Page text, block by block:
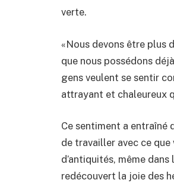
verte.
«Nous devons être plus
que nous possédons
gens veulent se sentir
attrayant et chaleureux
Ce sentiment a entraîné
de travailler avec ce
d’antiquités, même
redécouvert la joie des